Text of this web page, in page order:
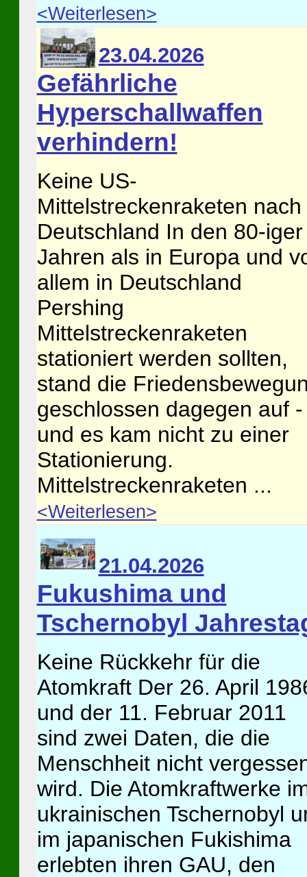
<Weiterlesen>
23.04.2026
Gefährliche
Hyperschallwaffen
verhindern!
Keine US-
Mittelstreckenraketen nach
Deutschland In den 80-iger
Jahren als in Europa und
allem in Deutschland
Pershing
Mittelstreckenraketen
stationiert werden sollten,
stand die
geschlossen dagegen auf -
und es kam nicht zu einer
Stationierung.
Mittelstreckenraketen ...
<Weiterlesen>
21.04.2026
Fukushima und
Tschernobyl
Keine Rückkehr für die
Atomkraft Der 26. April
und der 11. Februar 2011
sind zwei Daten, die die
Menschheit nicht
wird. Die Atomkraftwerke
ukrainischen Tschernobyl
im japanischen Fukishima
erlebten ihren GAU, den